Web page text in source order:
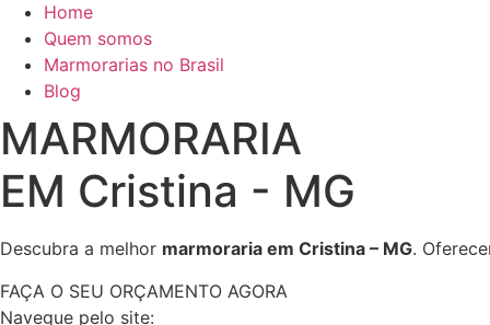
Home
Quem somos
Marmorarias no Brasil
Blog
MARMORARIA
EM Cristina - MG
Descubra a melhor marmoraria em Cristina – MG.
FAÇA O SEU ORÇAMENTO AGORA
Navegue pelo site: